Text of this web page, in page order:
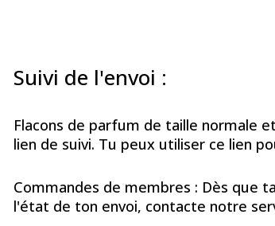
Suivi de l'envoi :
Flacons de parfum de taille normale
lien de suivi. Tu peux utiliser ce lien
Commandes de membres : Dès que
l'état de ton envoi, contacte notre